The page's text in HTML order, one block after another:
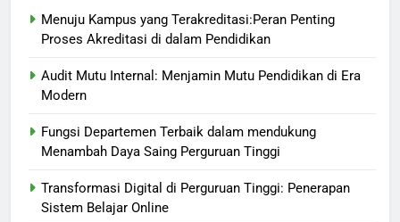
Menuju Kampus yang Terakreditasi:Peran Penting
Proses Akreditasi di dalam Pendidikan
Audit Mutu Internal: Menjamin Mutu Pendidikan di Era
Modern
Fungsi Departemen Terbaik dalam mendukung
Menambah Daya Saing Perguruan Tinggi
Transformasi Digital di Perguruan Tinggi: Penerapan
Sistem Belajar Online